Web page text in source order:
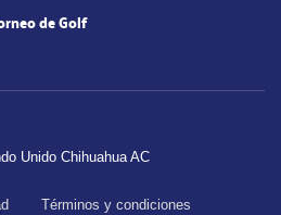
de Golf
Unido Chihuahua AC
Términos y condiciones